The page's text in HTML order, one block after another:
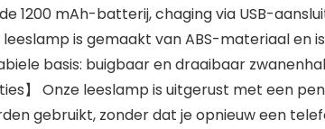
1200 mAh-batterij, chaging via USB-
is gemaakt van ABS-materiaal en
basis: buigbaar en draaibaar
】 Onze leeslamp is uitgerust met een
gebruikt, zonder dat je opnieuw een